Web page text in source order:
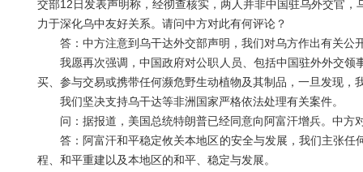
交部12日发表声明称，经彻查核实，两人并非中国驻乌外交官
力于深化乌中友好关系。请问中方对此有何评论？
答：中方注意到乌干达外交部声明，我们对乌方作出有关公
我愿再次强调，中国政府对公职人员、包括中国驻外外交领
买、参与交易或携带任何濒危野生动植物及其制品，一旦发现，
我们坚决支持乌干达等非洲国家严格依法处理有关案件。
问：据报道，美国总统特朗普已经同意向阿富汗增兵。中方
答：阿富汗和平稳定攸关本地区的安全与发展，我们主张任
程、和平重建以及本地区的和平、稳定与发展。